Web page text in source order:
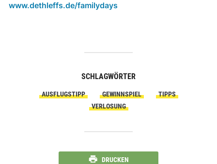
www.dethleffs.de/familydays
SCHLAGWÖRTER
AUSFLUGSTIPP GEWINNSPIEL
TIPPS
VERLOSUNG
DRUCKEN